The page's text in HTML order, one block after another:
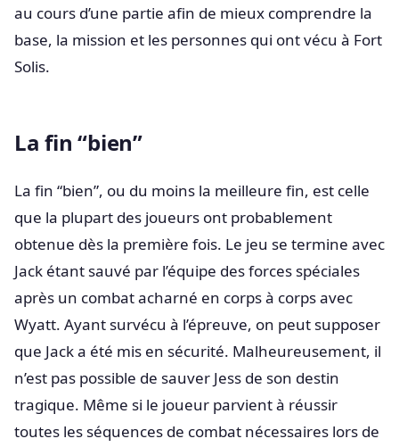
au cours d’une partie afin de mieux comprendre la
base, la mission et les personnes qui ont vécu à Fort
Solis.
La fin “bien”
La fin “bien”, ou du moins la meilleure fin, est celle
que la plupart des joueurs ont probablement
obtenue dès la première fois. Le jeu se termine avec
Jack étant sauvé par l’équipe des forces spéciales
après un combat acharné en corps à corps avec
Wyatt. Ayant survécu à l’épreuve, on peut supposer
que Jack a été mis en sécurité. Malheureusement, il
n’est pas possible de sauver Jess de son destin
tragique. Même si le joueur parvient à réussir
toutes les séquences de combat nécessaires lors de